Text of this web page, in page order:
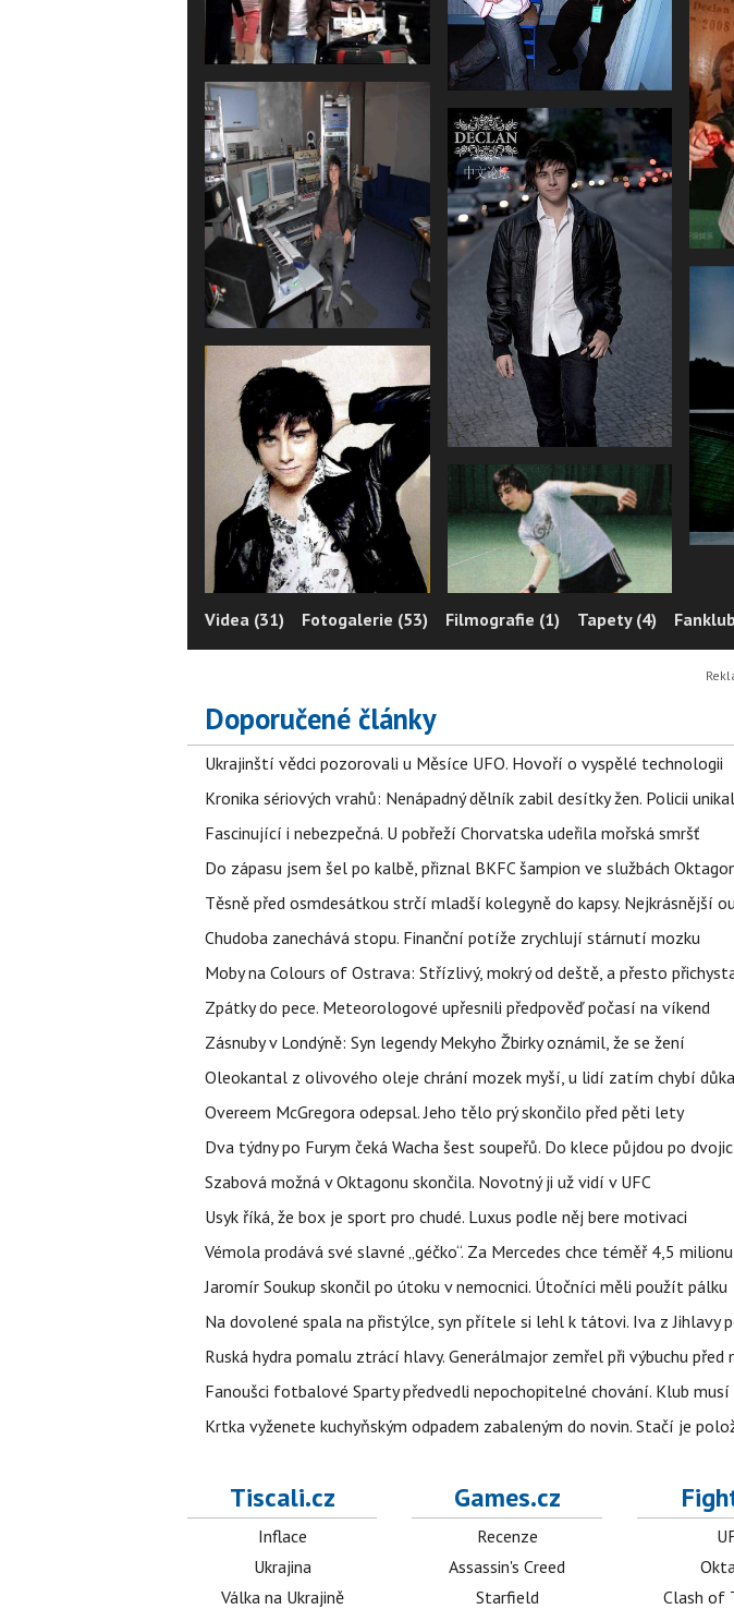
Videa (31) Fotogalerie (53) Filmografie (1) Tapety (4)
Doporučené články
Ukrajinští vědci pozorovali u Měsíce UFO. Hovoří o vyspělé technologii
Kronika sériových vrahů: Nenápadný dělník zabil desítky žen. Policii
Fascinující i nebezpečná. U pobřeží Chorvatska udeřila mořská smršť
Do zápasu jsem šel po kalbě, přiznal BKFC šampion ve službách
Těsně před osmdesátkou strčí mladší kolegyně do kapsy. Nejkrásnější
Chudoba zanechává stopu. Finanční potíže zrychlují stárnutí mozku
Moby na Colours of Ostrava: Střízlivý, mokrý od deště, a přesto
Zpátky do pece. Meteorologové upřesnili předpověď počasí na víkend
Zásnuby v Londýně: Syn legendy Mekyho Žbirky oznámil, že se žení
Oleokantal z olivového oleje chrání mozek myší, u lidí zatím chybí
Overeem McGregora odepsal. Jeho tělo prý skončilo před pěti lety
Dva týdny po Furym čeká Wacha šest soupeřů. Do klece půjdou po
Szabová možná v Oktagonu skončila. Novotný ji už vidí v UFC
Usyk říká, že box je sport pro chudé. Luxus podle něj bere motivaci
Vémola prodává své slavné „géčko“. Za Mercedes chce téměř 4,5 milionu
Jaromír Soukup skončil po útoku v nemocnici. Útočníci měli použít pálku
Na dovolené spala na přistýlce, syn přítele si lehl k tátovi. Iva z Jihlavy
Ruská hydra pomalu ztrácí hlavy. Generálmajor zemřel při výbuchu
Fanoušci fotbalové Sparty předvedli nepochopitelné chování. Klub
Krtka vyženete kuchyňským odpadem zabaleným do novin. Stačí je
Tiscali.cz
Inflace
Ukrajina
Válka na Ukrajině
Games.cz
Recenze
Assassin's Creed
Starfield
Clash of